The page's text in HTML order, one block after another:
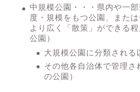
中規模公園・・・県内や一
度・規模をもつ公園、また
より広く「散策」ができる
公園）
大規模公園に分類される
その他各自治体で管理さ
の公園）